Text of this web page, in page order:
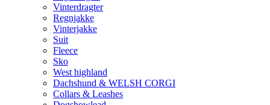
Vinterdragter
Regnjakke
Vinterjakke
Suit
Fleece
Sko
West highland
Dachshund & WELSH CORGI
Collars & Leashes